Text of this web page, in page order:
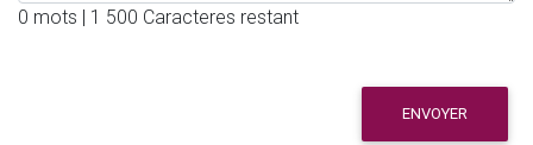
0 mots | 1 500 Caracteres restant
ENVOYER